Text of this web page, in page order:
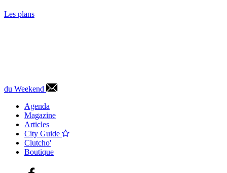
Les plans
du Weekend
Agenda
Magazine
Articles
City Guide
Clutcho'
Boutique